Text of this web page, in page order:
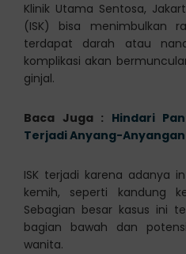
Klinik Utama Sentosa,
(ISK) bisa menimbulkan
terdapat darah atau
komplikasi akan
ginjal.
Baca Juga : Hindari
Terjadi Anyang-Anyangan
ISK terjadi karena adanya
kemih, seperti kandung
Sebagian besar kasus ini
bagian bawah dan
wanita.